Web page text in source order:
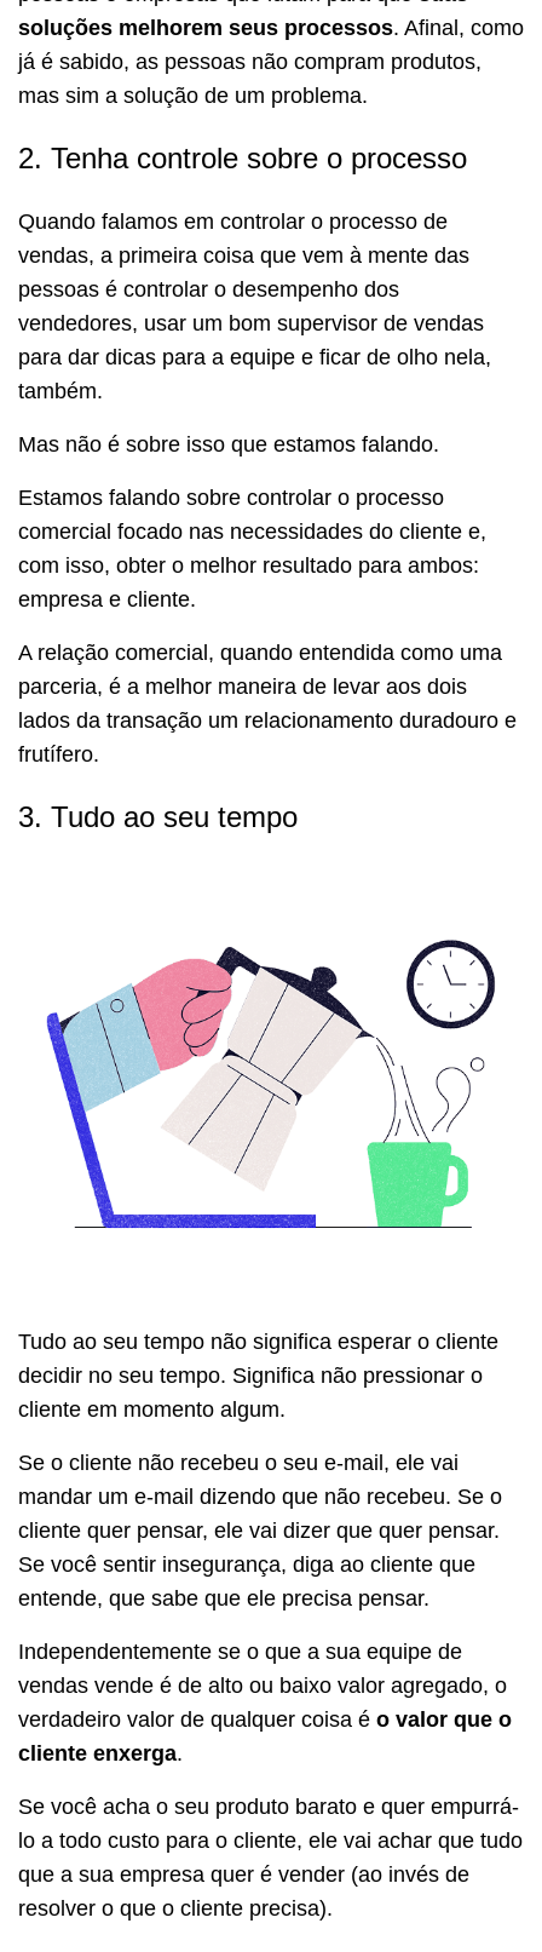
soluções melhorem seus processos. Afinal, como
já é sabido, as pessoas não compram produtos,
mas sim a solução de um problema.
2. Tenha controle sobre o processo
Quando falamos em controlar o processo de
vendas, a primeira coisa que vem à mente das
pessoas é controlar o desempenho dos
vendedores, usar um bom supervisor de vendas
para dar dicas para a equipe e ficar de olho nela,
também.
Mas não é sobre isso que estamos falando.
Estamos falando sobre controlar o processo
comercial focado nas necessidades do cliente e,
com isso, obter o melhor resultado para ambos:
empresa e cliente.
A relação comercial, quando entendida como uma
parceria, é a melhor maneira de levar aos dois
lados da transação um relacionamento duradouro e
frutífero.
3. Tudo ao seu tempo
Tudo ao seu tempo não significa esperar o cliente
decidir no seu tempo. Significa não pressionar o
cliente em momento algum.
Se o cliente não recebeu o seu e-mail, ele vai
mandar um e-mail dizendo que não recebeu. Se o
cliente quer pensar, ele vai dizer que quer pensar.
Se você sentir insegurança, diga ao cliente que
entende, que sabe que ele precisa pensar.
Independentemente se o que a sua equipe de
vendas vende é de alto ou baixo valor agregado, o
verdadeiro valor de qualquer coisa é o valor que o
cliente enxerga.
Se você acha o seu produto barato e quer empurrá-
lo a todo custo para o cliente, ele vai achar que tudo
que a sua empresa quer é vender (ao invés de
resolver o que o cliente precisa).